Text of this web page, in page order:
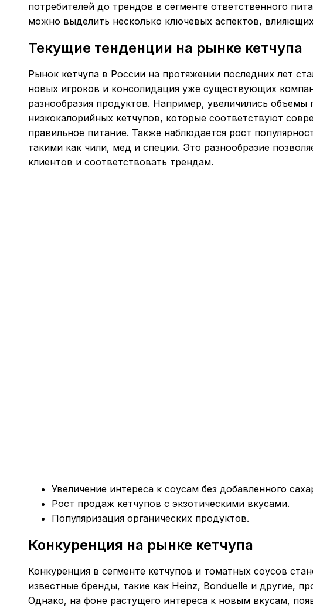
потребителей до трендов в сегменте ответственного
можно выделить несколько ключевых аспектов,
Текущие тенденции на рынке кетчупа
Рынок кетчупа в России на протяжении последних лет
новых игроков и консолидация уже существующих
разнообразия продуктов. Например, увеличились объемы
низкокалорийных кетчупов, которые соответствуют
правильное питание. Также наблюдается рост
такими как чили, мед и специи. Это разнообразие
клиентов и соответствовать трендам.
Увеличение интереса к соусам без добавленного
Рост продаж кетчупов с экзотическими вкусами.
Популяризация органических продуктов.
Конкуренция на рынке кетчупа
Конкуренция в сегменте кетчупов и томатных соусов
известные бренды, такие как Heinz, Bonduelle и другие,
Однако, на фоне растущего интереса к новым вкусам,